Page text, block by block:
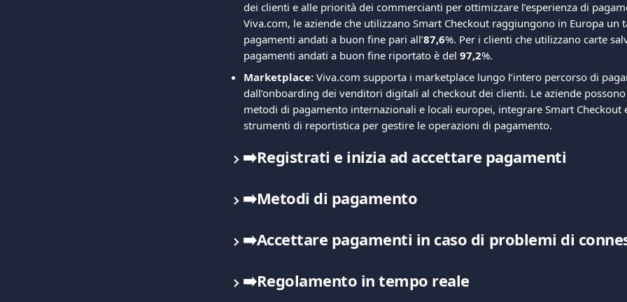
dei clienti e alle priorità dei commercianti per ottimizzare l’esperienza di
Viva.com, le aziende che utilizzano Smart Checkout raggiungono in Europa un
pagamenti andati a buon fine pari all’87,6%. Per i clienti che utilizzano carte
pagamenti andati a buon fine riportato è del 97,2%.
Marketplace: Viva.com supporta i marketplace lungo l’intero percorso di
dall’onboarding dei venditori digitali al checkout dei clienti. Le aziende
metodi di pagamento internazionali e locali europei, integrare Smart Checkout
strumenti di reportistica per gestire le operazioni di pagamento.
➡️Registrati e inizia ad accettare pagamenti
➡️Metodi di pagamento
➡️Accettare pagamenti in caso di problemi di
➡️Regolamento in tempo reale